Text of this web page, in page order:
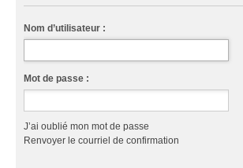
Nom d’utilisateur :
Mot de passe :
J’ai oublié mon mot de passe
Renvoyer le courriel de confirmation